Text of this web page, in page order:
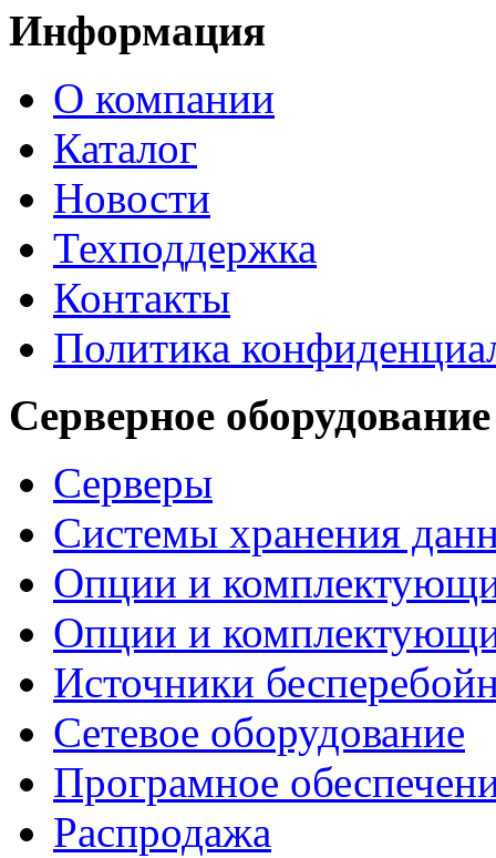
Информация
О компании
Каталог
Новости
Техподдержка
Контакты
Политика
Серверное оборудование
Серверы
Системы хранения
Опции и
Опции и
Источники
Сетевое оборудование
Програмное
Распродажа